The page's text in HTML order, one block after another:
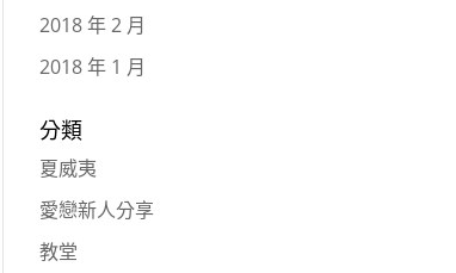
2018 年 2 月
2018 年 1 月
分類
夏威夷
愛戀新人分享
教堂